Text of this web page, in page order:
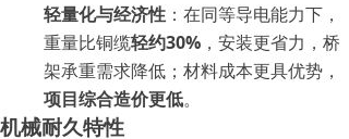
轻量化与经济性 ：在同等导电能力下，
重量比铜缆轻约30% ，安装更省力，桥
架承重需求降低；材料成本更具优势，
项目综合造价更低。
机械耐久特性